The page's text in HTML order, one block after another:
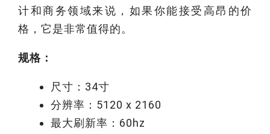
计和商务领域来说，如果你能接受高昂的价
格，它是非常值得的。
规格：
尺寸：34寸
分辨率：5120 x 2160
最大刷新率：60hz